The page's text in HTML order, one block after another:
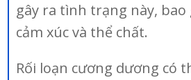
gây ra tình trạng này, bao
cảm xúc và thể chất.
Rối loạn cương dương có